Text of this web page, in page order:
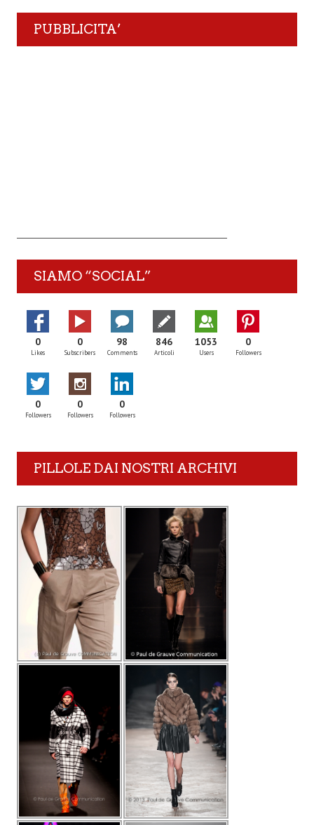
PUBBLICITA’
SIAMO “SOCIAL”
0
Likes
0
Subscribers
98
Comments
846
Articoli
1053
Users
0
Followers
0
Followers
0
Followers
0
Followers
PILLOLE DAI NOSTRI ARCHIVI